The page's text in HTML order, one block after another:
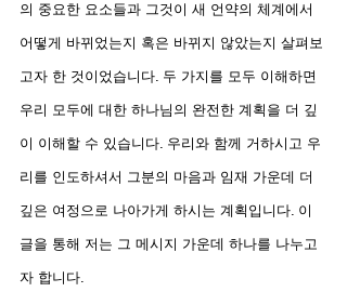
의 중요한 요소들과 그것이 새 언약의 체계에서
어떻게 바뀌었는지 혹은 바뀌지 않았는지 살펴보
고자 한 것이었습니다. 두 가지를 모두 이해하면
우리 모두에 대한 하나님의 완전한 계획을 더 깊
이 이해할 수 있습니다. 우리와 함께 거하시고 우
리를 인도하셔서 그분의 마음과 임재 가운데 더
깊은 여정으로 나아가게 하시는 계획입니다. 이
글을 통해 저는 그 메시지 가운데 하나를 나누고
자 합니다.